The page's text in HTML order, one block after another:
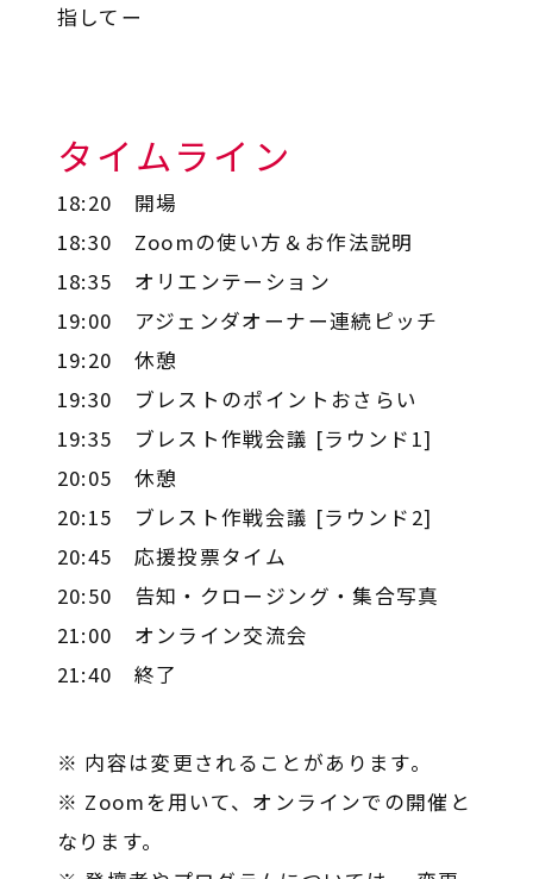
指してー
タイムライン
18:20 開場
18:30 Zoomの使い方＆お作法説明
18:35 オリエンテーション
19:00 アジェンダオーナー連続ピッチ
19:20 休憩
19:30 ブレストのポイントおさらい
19:35 ブレスト作戦会議 [ラウンド1]
20:05 休憩
20:15 ブレスト作戦会議 [ラウンド2]
20:45 応援投票タイム
20:50 告知・クロージング・集合写真
21:00 オンライン交流会
21:40 終了
※ 内容は変更されることがあります。
※ Zoomを用いて、オンラインでの開催と
なります。